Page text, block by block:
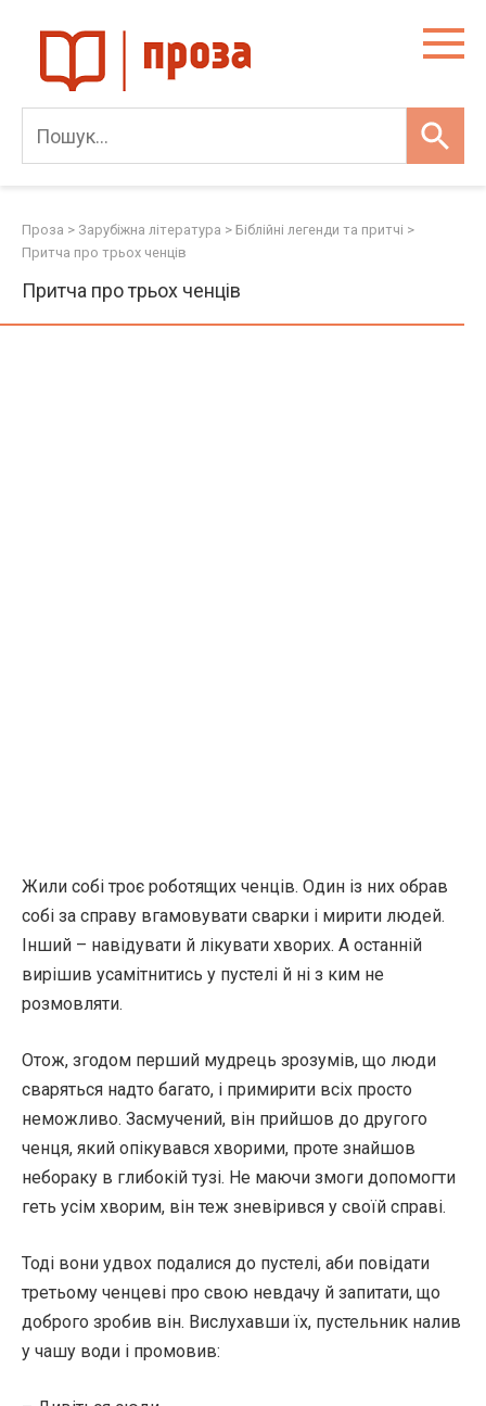
content
Проза > Зарубіжна література > Біблійні легенди та притчі >
Притча про трьох ченців
Притча про трьох ченців
Жили собі троє роботящих ченців. Один із них обрав
собі за справу вгамовувати сварки і мирити людей.
Інший – навідувати й лікувати хворих. А останній
вирішив усамітнитись у пустелі й ні з ким не
розмовляти.
Отож, згодом перший мудрець зрозумів, що люди
сваряться надто багато, і примирити всіх просто
неможливо. Засмучений, він прийшов до другого
ченця, який опікувався хворими, проте знайшов
небораку в глибокій тузі. Не маючи змоги допомогти
геть усім хворим, він теж зневірився у своїй справі.
Тоді вони удвох подалися до пустелі, аби повідати
третьому ченцеві про свою невдачу й запитати, що
доброго зробив він. Вислухавши їх, пустельник налив
у чашу води і промовив: